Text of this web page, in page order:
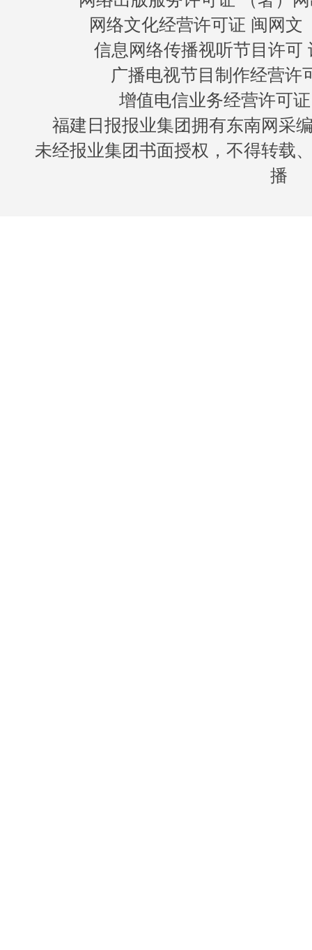
网络文化经营许可证 闽网文
信息网络传播视听节目许可
广播电视节目制作经营许
增值电信业务经营许可
福建日报报业集团拥有东南网采
未经报业集团书面授权，不得转载
播